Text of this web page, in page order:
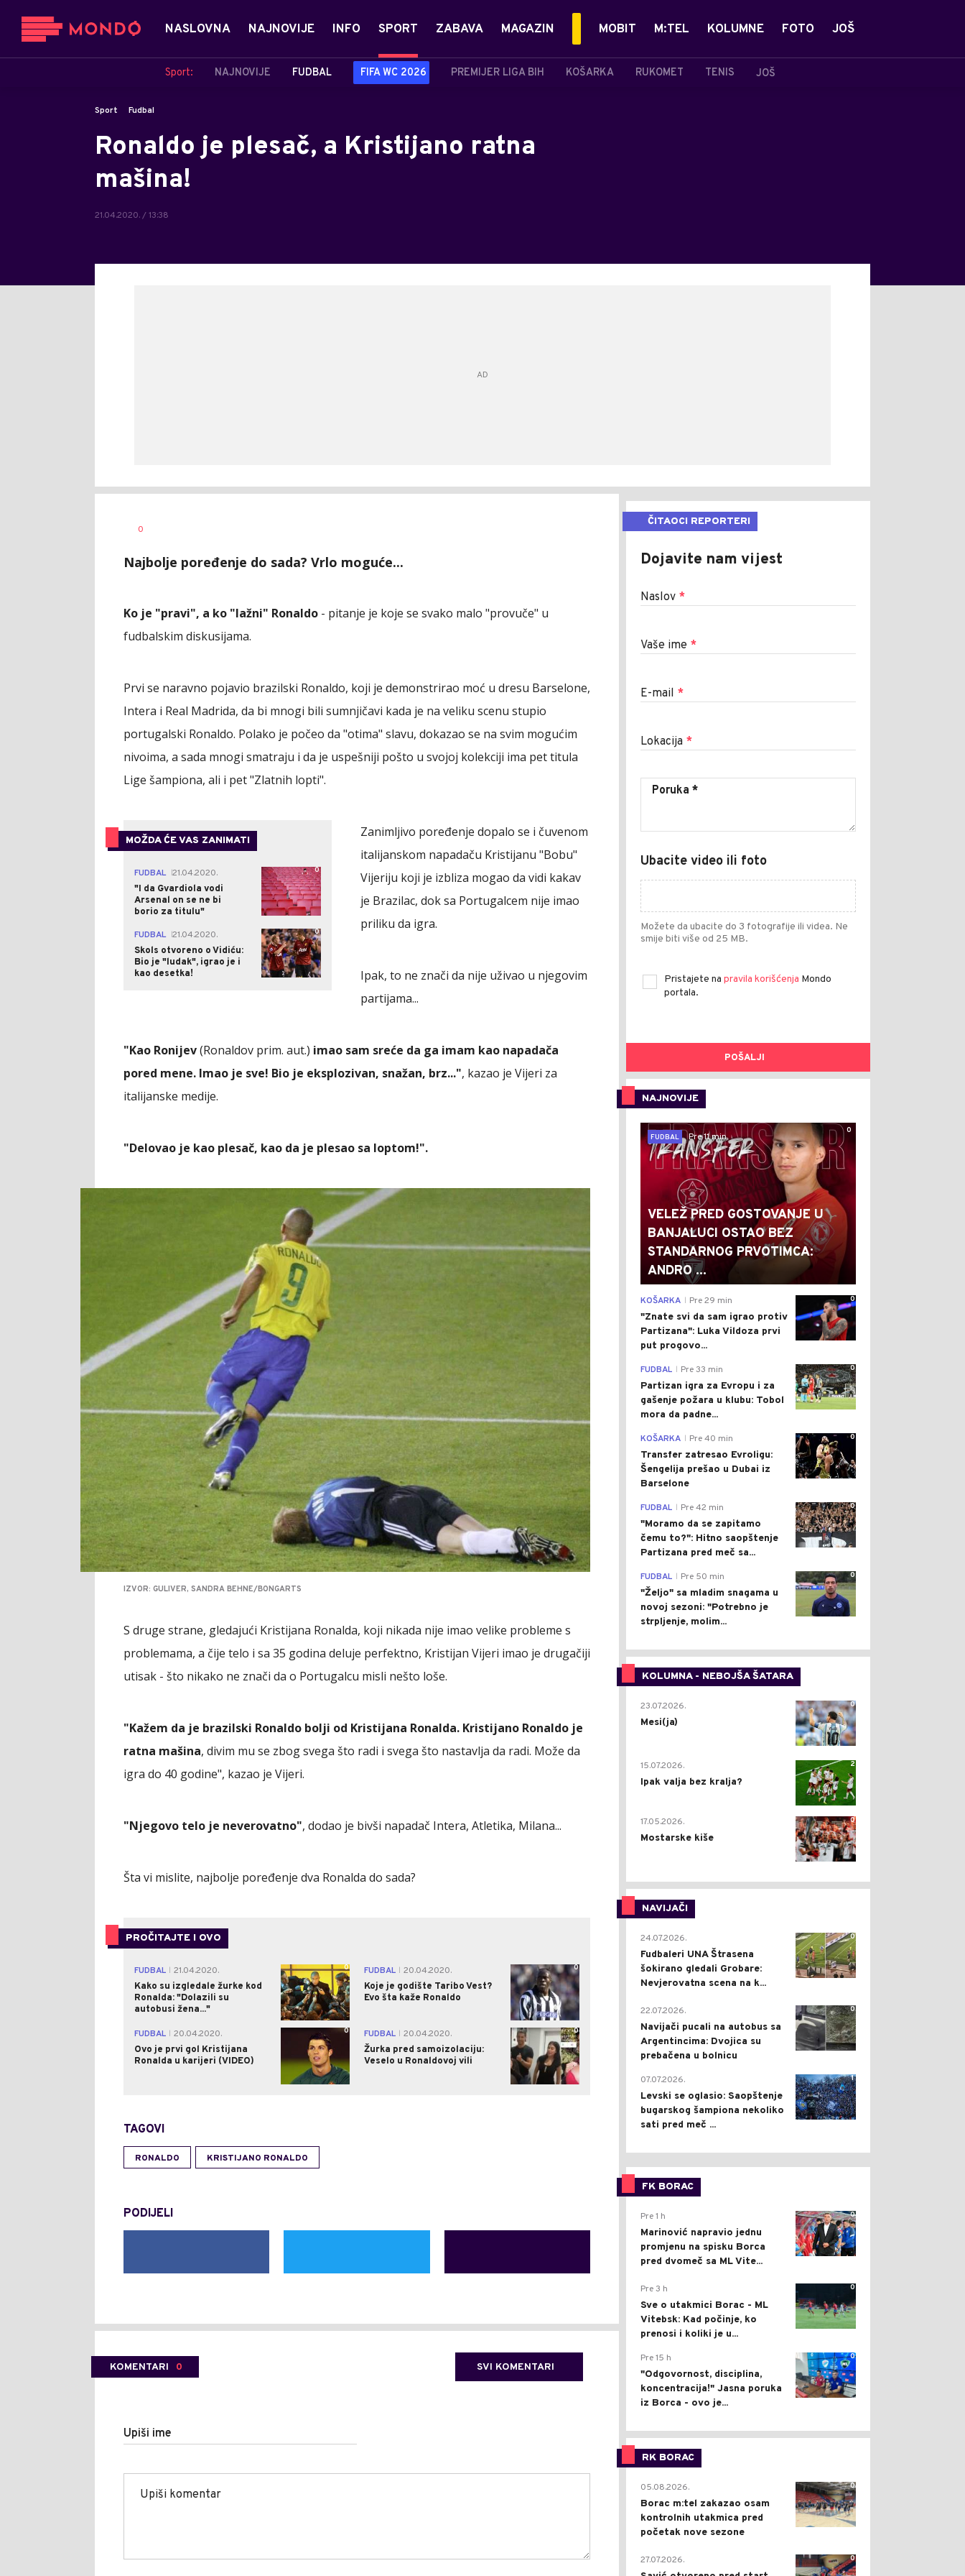
NASLOVNA NAJNOVIJE INFO SPORT
Sport: NAJNOVIJE FUDBAL FIFA WC 2026 PREMIJER LIGA BIH KOŠARKA RUKOMET TENIS JOŠ
ZABAVA MAGAZIN MOBIT M:TEL KOLUMNE FOTO JOŠ
Sport Fudbal
Ronaldo je plesač, a Kristijano ratna
mašina!
21.04.2020. / 13:38
AUTOR
0
Najbolje poređenje do sada? Vrlo moguće...
Ko je "pravi", a ko "lažni" Ronaldo - pitanje je koje se svako malo "provuče" u
fudbalskim diskusijama.
Prvi se naravno pojavio brazilski Ronaldo, koji je demonstrirao moć u dresu Barselone,
Intera i Real Madrida, da bi mnogi bili sumnjičavi kada je na veliku scenu stupio
portugalski Ronaldo. Polako je počeo da "otima" slavu, dokazao se na svim mogućim
nivoima, a sada mnogi smatraju i da je uspešniji pošto u svojoj kolekciji ima pet titula
Lige šampiona, ali i pet "Zlatnih lopti".
MOŽDA ĆE VAS ZANIMATI
FUDBAL 21.04.2020.
"I da Gvardiola vodi
Arsenal on se ne bi
borio za titulu"
0
FUDBAL 21.04.2020.
Skols otvoreno o Vidiću:
Bio je "ludak", igrao je i
kao desetka!
0
Zanimljivo poređenje dopalo se i čuvenom
italijanskom napadaču Kristijanu "Bobu"
Vijeriju koji je izbliza mogao da vidi kakav
je Brazilac, dok sa Portugalcem nije imao
priliku da igra.
Ipak, to ne znači da nije uživao u njegovim
partijama...
"Kao Ronijev(Ronaldov prim. aut.) imao sam sreće da ga imam kao napadača
pored mene. Imao je sve! Bio je eksplozivan, snažan, brz...", kazao je Vijeri za
italijanske medije.
"Delovao je kao plesač, kao da je plesao sa loptom!".
IZVOR: GULIVER, SANDRA BEHNE/BONGARTS
S druge strane, gledajući Kristijana Ronalda, koji nikada nije imao velike probleme s
problemama, a čije telo i sa 35 godina deluje perfektno, Kristijan Vijeri imao je drugačiji
utisak - što nikako ne znači da o Portugalcu misli nešto loše.
"Kažem da je brazilski Ronaldo bolji od Kristijana Ronalda. Kristijano Ronaldo je
ratna mašina, divim mu se zbog svega što radi i svega što nastavlja da radi. Može da
igra do 40 godine", kazao je Vijeri.
"Njegovo telo je neverovatno", dodao je bivši napadač Intera, Atletika, Milana...
Šta vi mislite, najbolje poređenje dva Ronalda do sada?
PROČITAJTE I OVO
FUDBAL
21.04.2020.
Kako su izgledale žurke kod
Ronalda: "Dolazili su
autobusi žena..."
0 FUDBAL
20.04.2020.
Koje je godište Taribo Vest?
Evo šta kaže Ronaldo
0
FUDBAL
20.04.2020.
Ovo je prvi gol Kristijana
Ronalda u karijeri (VIDEO)
0 FUDBAL
20.04.2020.
Žurka pred samoizolaciju:
Veselo u Ronaldovoj vili
0
TAGOVI
RONALDO KRISTIJANO RONALDO
PODIJELI
KOMENTARI 0 SVI KOMENTARI
Upiši ime
ČITAOCI REPORTERI
Dojavite nam vijest
Naslov *
Vaše ime *
E-mail *
Lokacija *
Ubacite video ili foto
Možete da ubacite do 3 fotografije ili videa. Ne
smije biti više od 25 MB.
Pristajete na pravila korišćenja Mondo
portala.
POŠALJI
NAJNOVIJE
0
FUDBAL
Pre 11 min
VELEŽ PRED GOSTOVANJE U
BANJALUCI OSTAO BEZ
STANDARNOG PRVOTIMCA:
ANDRO ...
0
KOŠARKA Pre 29 min
"Znate svi da sam igrao protiv
Partizana": Luka Vildoza prvi
put progovo...
0
FUDBAL Pre 33 min
Partizan igra za Evropu i za
gašenje požara u klubu: Tobol
mora da padne...
0
KOŠARKA Pre 40 min
Transfer zatresao Evroligu:
Šengelija prešao u Dubai iz
Barselone
0
FUDBAL Pre 42 min
"Moramo da se zapitamo
čemu to?": Hitno saopštenje
Partizana pred meč sa...
0
FUDBAL Pre 50 min
"Željo" sa mladim snagama u
novoj sezoni: "Potrebno je
strpljenje, molim...
KOLUMNA - NEBOJŠA ŠATARA
0
23.07.2026.
Mesi(ja)
2
15.07.2026.
Ipak valja bez kralja?
0
17.05.2026.
Mostarske kiše
NAVIJAČI
0
24.07.2026.
Fudbaleri UNA Štrasena
šokirano gledali Grobare:
Nevjerovatna scena na k...
0
22.07.2026.
Navijači pucali na autobus sa
Argentincima: Dvojica su
prebačena u bolnicu
1
07.07.2026.
Levski se oglasio: Saopštenje
bugarskog šampiona nekoliko
sati pred meč ...
FK BORAC
0
Pre 1 h
Marinović napravio jednu
promjenu na spisku Borca
pred dvomeč sa ML Vite...
0
Pre 3 h
Sve o utakmici Borac - ML
Vitebsk: Kad počinje, ko
prenosi i koliki je u...
0
Pre 15 h
"Odgovornost, disciplina,
koncentracija!" Jasna poruka
iz Borca - ovo je...
RK BORAC
0
05.08.2026.
Borac m:tel zakazao osam
kontrolnih utakmica pred
početak nove sezone
0
27.07.2026.